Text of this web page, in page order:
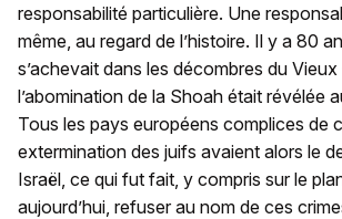
responsabilité particulière. Une
même, au regard de l’histoire. Il y a 80
s’achevait dans les décombres du
l’abomination de la Shoah était révélée
Tous les pays européens complices de
extermination des juifs avaient alors le
Israël, ce qui fut fait, y compris sur le
aujourd’hui, refuser au nom de ces